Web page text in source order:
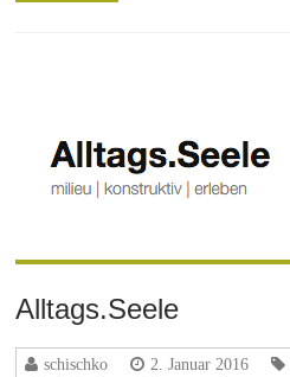
Alltags.Seele
schischko 2. Januar 2016